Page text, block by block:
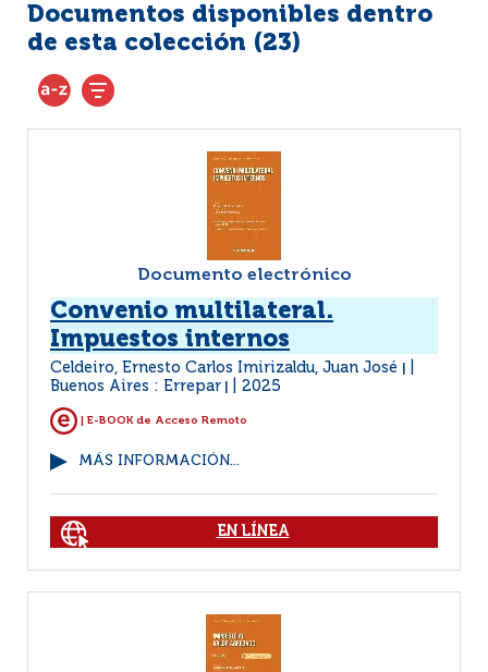
Documentos disponibles dentro
de esta colección (23)
Documento electrónico
Convenio multilateral.
Impuestos internos
Celdeiro, Ernesto Carlos Imirizaldu, Juan José
Buenos Aires : Errepar 2025
| E-BOOK de Acceso Remoto
MÁS INFORMACIÓN...
EN LÍNEA